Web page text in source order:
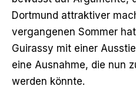
Dortmund attraktiver
vergangenen Sommer
Guirassy mit einer
eine Ausnahme, die nun
werden könnte.